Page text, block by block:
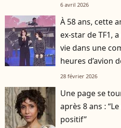
6 avril 2026
À 58 ans, cette
ex-star de TF1,
vie dans une
heures d’avion
28 février 2026
Une page se
après 8 ans :
positif”